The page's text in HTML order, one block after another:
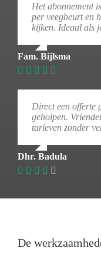
Het abonnement
per veegbeurt en
kijken. Ideaal als
Fam. Bijlsma
Direct een offerte
geholpen.
tarieven zonder
Dhr. Badula
De